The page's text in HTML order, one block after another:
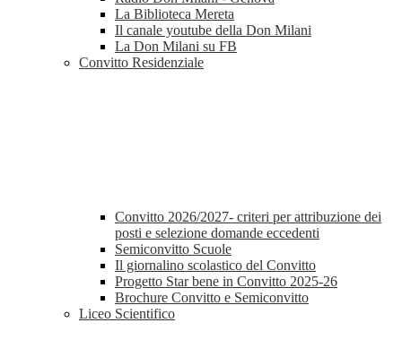
La Biblioteca Mereta
Il canale youtube della Don Milani
La Don Milani su FB
Convitto Residenziale
Convitto 2026/2027- criteri per attribuzione dei
posti e selezione domande eccedenti
Semiconvitto Scuole
Il giornalino scolastico del Convitto
Progetto Star bene in Convitto 2025-26
Brochure Convitto e Semiconvitto
Liceo Scientifico